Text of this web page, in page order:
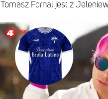
Tomasz Fornal jest z